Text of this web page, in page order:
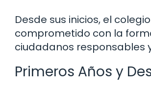
Desde sus inicios, el
comprometido con la
ciudadanos responsables
Primeros Años y